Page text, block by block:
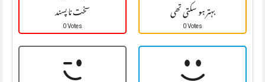
سخت نا پسند
0 Votes بہتر ہو سکتی تھی
0 Votes